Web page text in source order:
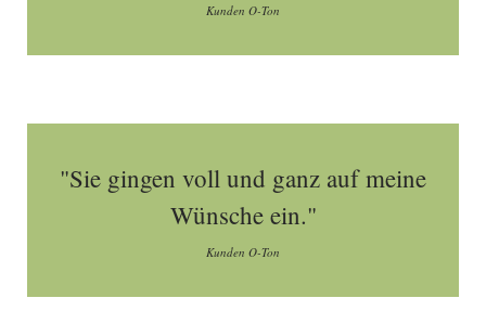
Kunden O-Ton
"Sie gingen voll und ganz auf meine
Wünsche ein."
Kunden O-Ton